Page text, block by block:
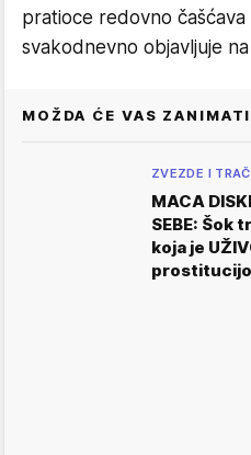
pratioce redovno
svakodnevno objavljuje
MOŽDA ĆE VAS ZANIMATI
ZVEZDE I
MACA
SEBE: Šok
koja je